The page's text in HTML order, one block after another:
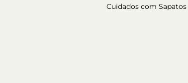
Cuidados com Sapatos